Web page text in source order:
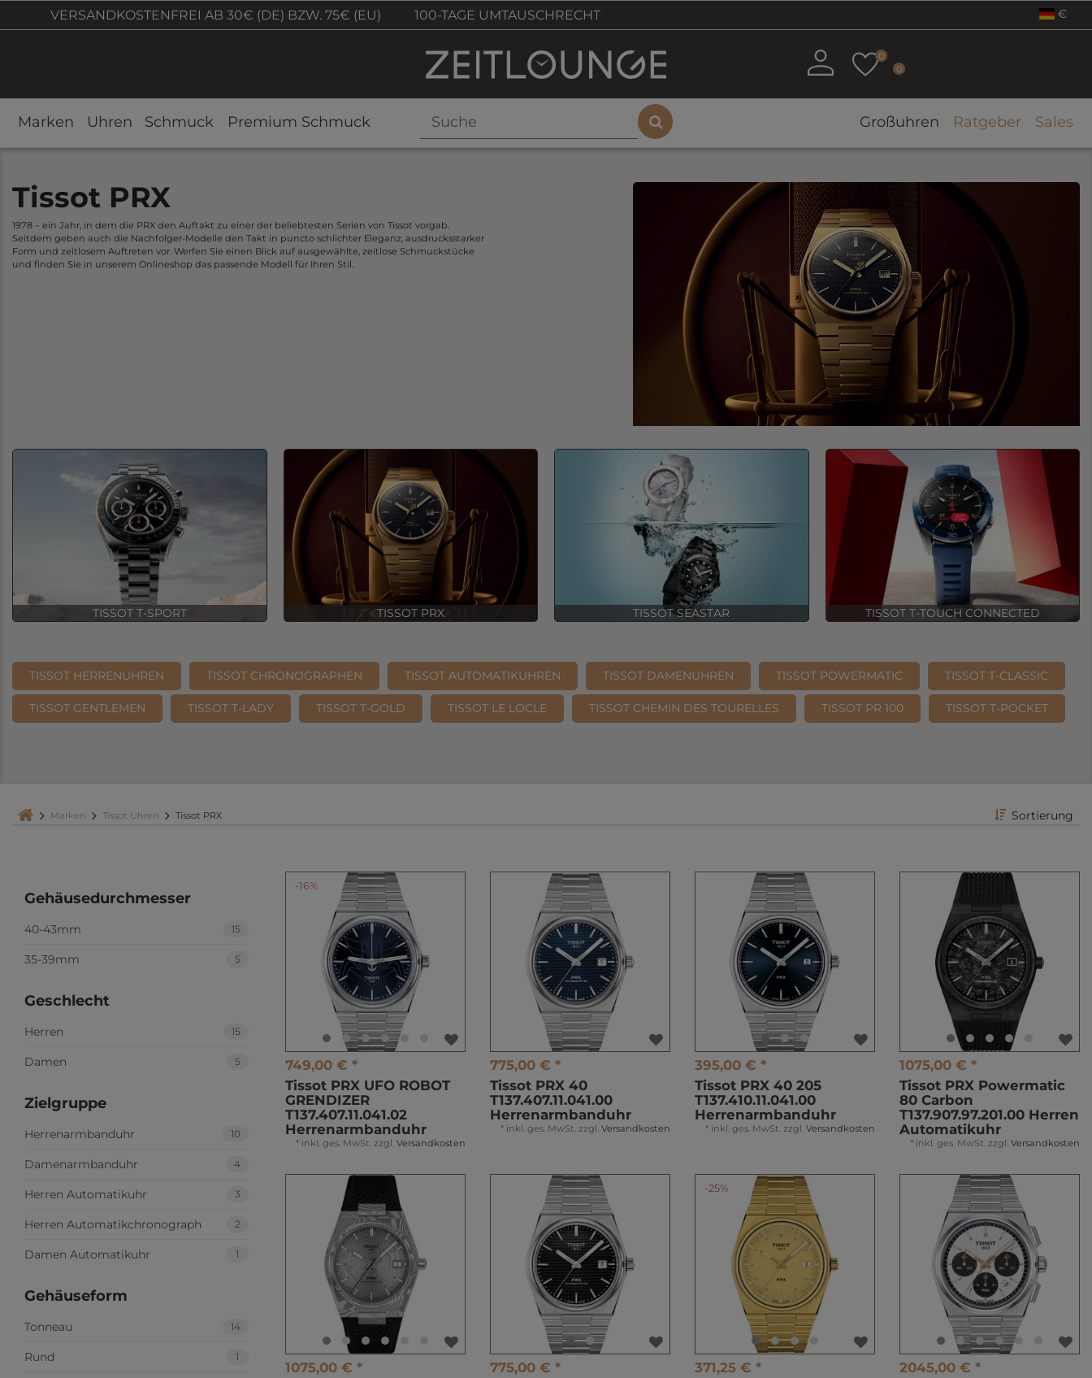
VERSANDKOSTENFREI AB 30€ (DE) BZW. 75€ (EU) 100-TAGE UMTAUSCHRECHT €
0
0
Marken Uhren Schmuck Premium Schmuck Großuhren Ratgeber Sales
Tissot PRX
1978 – ein Jahr, in dem die PRX den Auftakt zu einer der beliebtesten Serien von Tissot vorgab.
Seitdem geben auch die Nachfolger-Modelle den Takt in puncto schlichter Eleganz, ausdrucksstarker
Form und zeitlosem Auftreten vor. Werfen Sie einen Blick auf ausgewählte, zeitlose Schmuckstücke
und finden Sie in unserem Onlineshop das passende Modell für Ihren Stil.
TISSOT T-SPORT TISSOT PRX TISSOT SEASTAR TISSOT T-TOUCH CONNECTED
TISSOT HERRENUHREN TISSOT CHRONOGRAPHEN TISSOT AUTOMATIKUHREN TISSOT DAMENUHREN TISSOT POWERMATIC TISSOT T-CLASSIC
TISSOT GENTLEMEN TISSOT T-LADY TISSOT T-GOLD TISSOT LE LOCLE TISSOT CHEMIN DES TOURELLES TISSOT PR 100 TISSOT T-POCKET
Marken Tissot Uhren Tissot PRX Sortierung
Gehäusedurchmesser
40-43mm 15
35-39mm 5
Geschlecht
Herren 15
Damen 5
Zielgruppe
Herrenarmbanduhr 10
Damenarmbanduhr 4
Herren Automatikuhr 3
Herren Automatikchronograph 2
Damen Automatikuhr 1
Gehäuseform
Tonneau 14
Rund 1
-16%
749,00 € *
Tissot PRX UFO ROBOT
GRENDIZER
T137.407.11.041.02
Herrenarmbanduhr
* inkl. ges. MwSt. zzgl. Versandkosten
775,00 € *
Tissot PRX 40
T137.407.11.041.00
Herrenarmbanduhr
* inkl. ges. MwSt. zzgl. Versandkosten
395,00 € *
Tissot PRX 40 205
T137.410.11.041.00
Herrenarmbanduhr
* inkl. ges. MwSt. zzgl. Versandkosten
1075,00 € *
Tissot PRX Powermatic
80 Carbon
T137.907.97.201.00 Herren
Automatikuhr
* inkl. ges. MwSt. zzgl. Versandkosten
1075,00 € *
775,00 € *
-25%
371,25 € *
2045,00 € *